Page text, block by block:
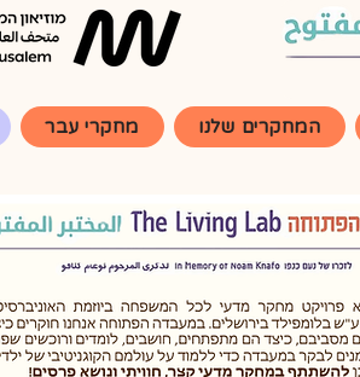
מחקרי עבר המחקרים שלנו